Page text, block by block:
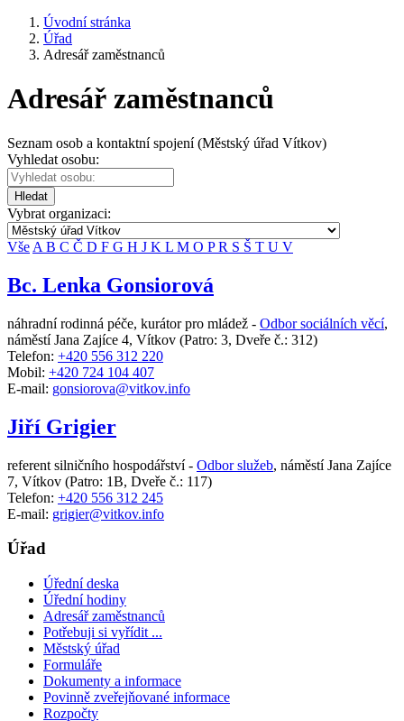
Úvodní stránka
Úřad
Adresář zaměstnanců
Adresář zaměstnanců
Seznam osob a kontaktní spojení (Městský úřad Vítkov)
Vyhledat osobu:
Hledat
Vybrat organizaci:
Vše A B C Č D F G H J K L M O PR S Š T U V
Bc. Lenka Gonsiorová
náhradní rodinná péče, kurátor pro mládež - Odbor sociálních věcí,
náměstí Jana Zajíce 4, Vítkov (Patro: 3, Dveře č.: 312)
Telefon: +420 556 312 220
Mobil: +420 724 104 407
E-mail: gonsiorova@vitkov.info
Jiří Grigier
referent silničního hospodářství - Odbor služeb, náměstí Jana Zajíce
7, Vítkov (Patro: 1B, Dveře č.: 117)
Telefon: +420 556 312 245
E-mail: grigier@vitkov.info
Úřad
Úřední deska
Úřední hodiny
Adresář zaměstnanců
Potřebuji si vyřídit ...
Městský úřad
Formuláře
Dokumenty a informace
Povinně zveřejňované informace
Rozpočty